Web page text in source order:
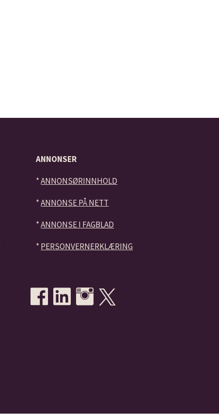
ANNONSER
*ANNONSØRINNHOLD
*ANNONSE PÅ NETT
*ANNONSE I FAGBLAD
* PERSONVERNERKLÆRING